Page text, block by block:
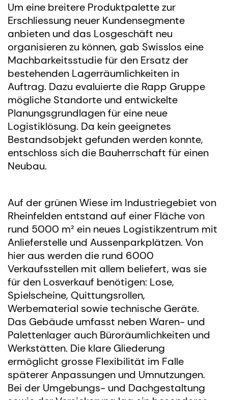
Um eine breitere Produktpalette zur
Erschliessung neuer Kundensegmente
anbieten und das Losgeschäft neu
organisieren zu können, gab Swisslos eine
Machbarkeitsstudie für den Ersatz der
bestehenden Lagerräumlichkeiten in
Auftrag. Dazu evaluierte die Rapp Gruppe
mögliche Standorte und entwickelte
Planungsgrundlagen für eine neue
Logistiklösung. Da kein geeignetes
Bestandsobjekt gefunden werden konnte,
entschloss sich die Bauherrschaft für einen
Neubau.
Auf der grünen Wiese im Industriegebiet von
Rheinfelden entstand auf einer Fläche von
rund 5000 m² ein neues Logistikzentrum mit
Anlieferstelle und Aussenparkplätzen. Von
hier aus werden die rund 6000
Verkaufsstellen mit allem beliefert, was sie
für den Losverkauf benötigen: Lose,
Spielscheine, Quittungsrollen,
Werbematerial sowie technische Geräte.
Das Gebäude umfasst neben Waren- und
Palettenlager auch Büroräumlichkeiten und
Werkstätten. Die klare Gliederung
ermöglicht grosse Flexibilität im Falle
späterer Anpassungen und Umnutzungen.
Bei der Umgebungs- und Dachgestaltung